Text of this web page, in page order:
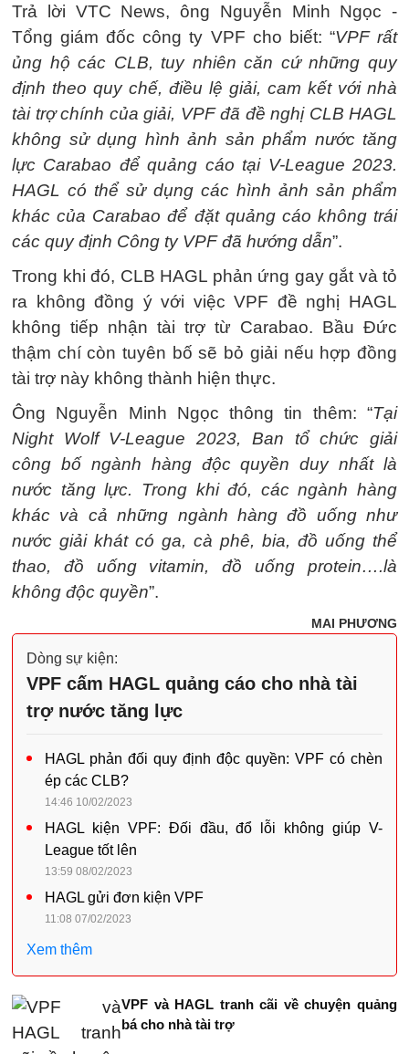
Trả lời VTC News, ông Nguyễn Minh Ngọc -
Tổng giám đốc công ty VPF cho biết: “VPF rất
ủng hộ các CLB, tuy nhiên căn cứ những quy
định theo quy chế, điều lệ giải, cam kết với nhà
tài trợ chính của giải, VPF đã đề nghị CLB HAGL
không sử dụng hình ảnh sản phẩm nước tăng
lực Carabao để quảng cáo tại V-League 2023.
HAGL có thể sử dụng các hình ảnh sản phẩm
khác của Carabao để đặt quảng cáo không trái
các quy định Công ty VPF đã hướng dẫn”.
Trong khi đó, CLB HAGL phản ứng gay gắt và tỏ
ra không đồng ý với việc VPF đề nghị HAGL
không tiếp nhận tài trợ từ Carabao. Bầu Đức
thậm chí còn tuyên bố sẽ bỏ giải nếu hợp đồng
tài trợ này không thành hiện thực.
Ông Nguyễn Minh Ngọc thông tin thêm: “Tại
Night Wolf V-League 2023, Ban tổ chức giải
công bố ngành hàng độc quyền duy nhất là
nước tăng lực. Trong khi đó, các ngành hàng
khác và cả những ngành hàng đồ uống như
nước giải khát có ga, cà phê, bia, đồ uống thể
thao, đồ uống vitamin, đồ uống protein….là
không độc quyền”.
MAI PHƯƠNG
Dòng sự kiện:
VPF cấm HAGL quảng cáo cho nhà tài
trợ nước tăng lực
HAGL phản đối quy định độc quyền: VPF có chèn
ép các CLB?
14:46 10/02/2023
HAGL kiện VPF: Đối đầu, đổ lỗi không giúp V-
League tốt lên
13:59 08/02/2023
HAGL gửi đơn kiện VPF
11:08 07/02/2023
Xem thêm
VPF và HAGL tranh cãi về chuyện quảng
bá cho nhà tài trợ